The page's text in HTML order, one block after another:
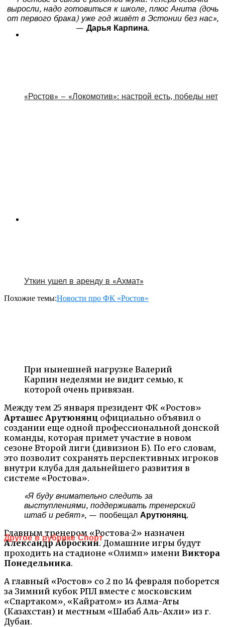
выросли, надо готовиться к школе, плюс Анита (дочь
от первого брака) уже год живёт в Эстонии без нас»,
— Дарья Карпина.
При нынешней нагрузке Валерий
Карпин неделями не видит семью, к
которой очень привязан.
Между тем 25 января президент ФК «Ростов»
Арташес Арутюнянц официально объявил о
создании еще одной профессиональной донской
команды, которая примет участие в новом
сезоне Второй лиги (дивизион Б). По его словам,
это позволит сохранять перспективных игроков
внутри клуба для дальнейшего развития в
системе «Ростова».
«Я буду внимательно следить за
выступлениями, поддерживать тренерский
штаб и ребят», — пообещал Арутюнянц.
Главным тренером «Ростова-2» назначен
Александр Аброскин. Домашние игры будут
проходить на стадионе «Олимп» имени Виктора
Понедельника.
А главный «Ростов» со 2 по 14 февраля поборется
за Зимний кубок РПЛ вместе с московским
«Спартаком», «Кайратом» из Алма-Аты
(Казахстан) и местным «Шабаб Аль-Ахли» из г.
Дубаи.
«Ростов» – «Локомотив»: настрой есть, победы нет
Уткин ушел в аренду в «Ахмат»
Похожие темы:Новости про ФК «Ростов»
Другое в рубрике Спорт